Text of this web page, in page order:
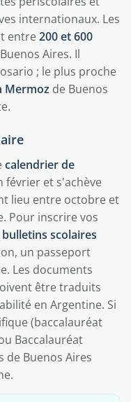
internationaux. Les
entre200 et 600
Aires. Il
; le plus proche
Mermoz de Buenos
calendrier de
février et s'achève
lieu entre octobre et
Pour inscrire vos
bulletins scolaires
un passeport
Les documents
être traduits
en Argentine. Si
(baccalauréat
Baccalauréat
de Buenos Aires